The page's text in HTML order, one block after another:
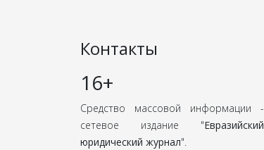
Контакты
16+
Средство массовой информации -
сетевое издание "Евразийский
юридический журнал".